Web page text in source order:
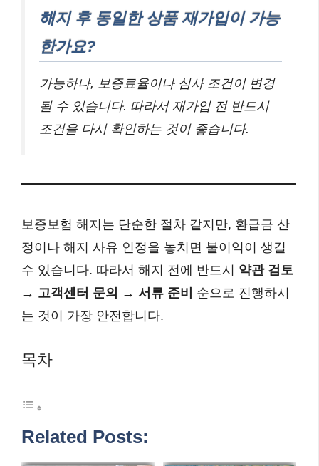
해지 후 동일한 상품 재가입이 가능
한가요?
가능하나, 보증료율이나 심사 조건이 변경
될 수 있습니다. 따라서 재가입 전 반드시
조건을 다시 확인하는 것이 좋습니다.
보증보험 해지는 단순한 절차 같지만, 환급금 산
정이나 해지 사유 인정을 놓치면 불이익이 생길
수 있습니다. 따라서 해지 전에 반드시 약관 검토
→ 고객센터 문의 → 서류 준비
순으로 진행하시
는 것이 가장 안전합니다.
목차
Related Posts: